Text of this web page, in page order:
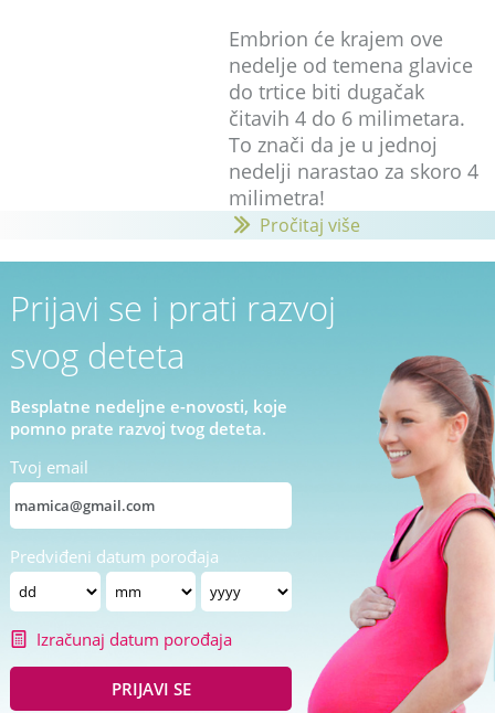
Embrion će krajem ove
nedelje od temena glavice
do trtice biti dugačak
čitavih 4 do 6 milimetara.
To znači da je u jednoj
nedelji narastao za skoro 4
milimetra!
Pročitaj više
Prijavi se i prati razvoj
svog deteta
Besplatne nedeljne e-novosti, koje
pomno prate razvoj tvog deteta.
Tvoj email
Predviđeni datum porođaja
Izračunaj datum porođaja
PRIJAVI SE